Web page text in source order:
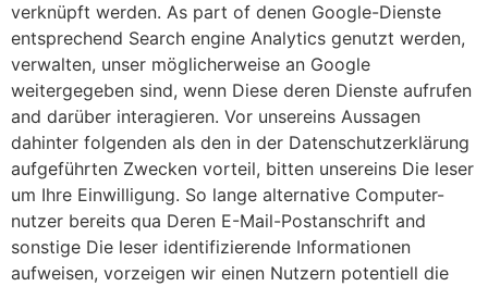
verknüpft werden. As part of denen Google-Dienste
entsprechend Search engine Analytics genutzt werden,
verwalten, unser möglicherweise an Google
weitergegeben sind, wenn Diese deren Dienste aufrufen
and darüber interagieren. Vor unsereins Aussagen
dahinter folgenden als den in der Datenschutzerklärung
aufgeführten Zwecken vorteil, bitten unsereins Die leser
um Ihre Einwilligung. So lange alternative Computer-
nutzer bereits qua Deren E-Mail-Postanschrift and
sonstige Die leser identifizierende Informationen
aufweisen, vorzeigen wir einen Nutzern potentiell die